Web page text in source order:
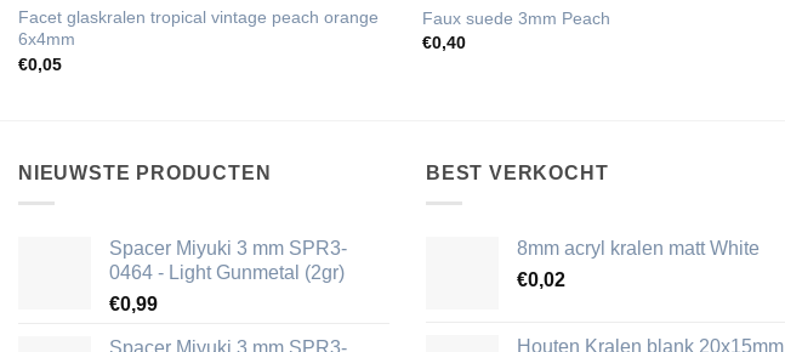
Facet glaskralen tropical vintage peach orange
6x4mm
€0,05
Faux suede 3mm Peach
€0,40
NIEUWSTE PRODUCTEN
Spacer Miyuki 3 mm SPR3-
0464 - Light Gunmetal (2gr)
€0,99
Spacer Miyuki 3 mm SPR3-
BEST VERKOCHT
8mm acryl kralen matt White
€0,02
Houten Kralen blank 20x15mm